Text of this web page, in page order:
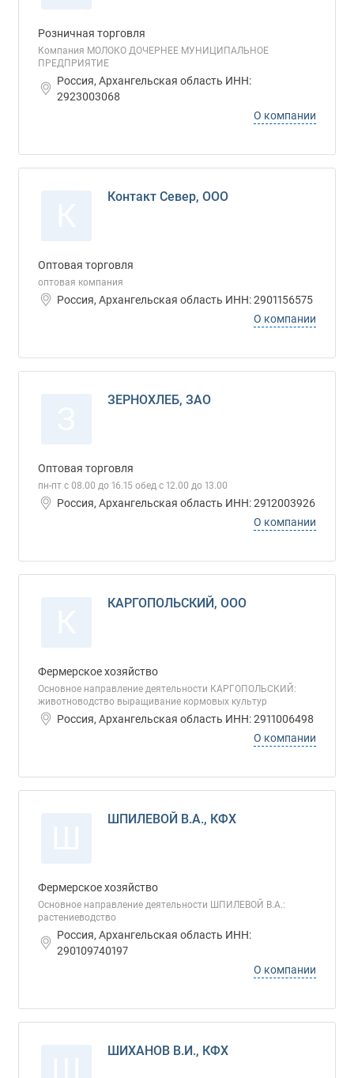
Розничная торговля
Компания МОЛОКО ДОЧЕРНЕЕ МУНИЦИПАЛЬНОЕ
ПРЕДПРИЯТИЕ
Россия, Архангельская область ИНН:
2923003068
О компании
Контакт Север, ООО
Оптовая торговля
оптовая компания
Россия, Архангельская область ИНН: 2901156575
О компании
ЗЕРНОХЛЕБ, ЗАО
Оптовая торговля
пн-пт с 08.00 до 16.15 обед с 12.00 до 13.00
Россия, Архангельская область ИНН: 2912003926
О компании
КАРГОПОЛЬСКИЙ, ООО
Фермерское хозяйство
Основное направление деятельности КАРГОПОЛЬСКИЙ:
животноводство выращивание кормовых культур
Россия, Архангельская область ИНН: 2911006498
О компании
ШПИЛЕВОЙ В.А., КФХ
Фермерское хозяйство
Основное направление деятельности ШПИЛЕВОЙ В.А.:
растениеводство
Россия, Архангельская область ИНН:
290109740197
О компании
ШИХАНОВ В.И., КФХ